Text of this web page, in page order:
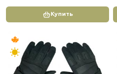
Купить